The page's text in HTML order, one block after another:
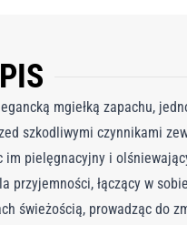
mgiełką zapachu,
szkodliwymi czynnikami
im pielęgnacyjny i
przyjemności, łączący w
świeżością, prowadząc do